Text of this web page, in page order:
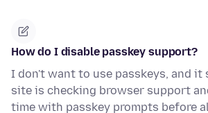
How do I disable passkey support?
I don't want to use passkeys, and it
site is checking browser support
time with passkey prompts before